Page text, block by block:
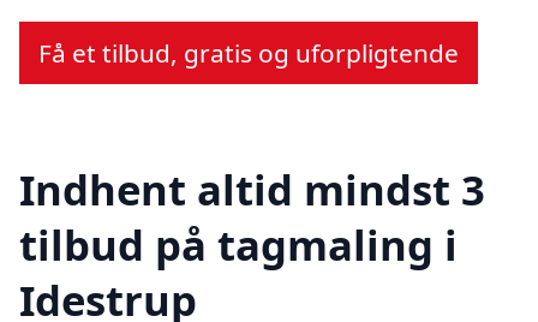
Få et tilbud, gratis og uforpligtende
Indhent altid mindst 3
tilbud på tagmaling i
Idestrup